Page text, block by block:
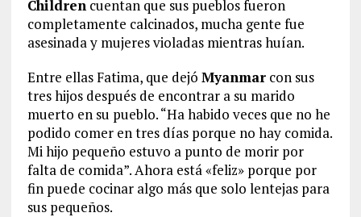
Childrencuentan que sus pueblos fueron
completamente calcinados, mucha gente fue
asesinada y mujeres violadas mientras huían.
Entre ellas Fatima, que dejó Myanmarcon sus
tres hijos después de encontrar a su marido
muerto en su pueblo. “Ha habido veces que no he
podido comer en tres días porque no hay comida.
Mi hijo pequeño estuvo a punto de morir por
falta de comida”. Ahora está «feliz» porque por
fin puede cocinar algo más que solo lentejas para
sus pequeños.